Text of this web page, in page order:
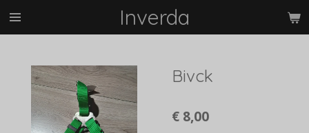
Ga
hoofdinhoud
Inverda
Bivck
€ 8,00